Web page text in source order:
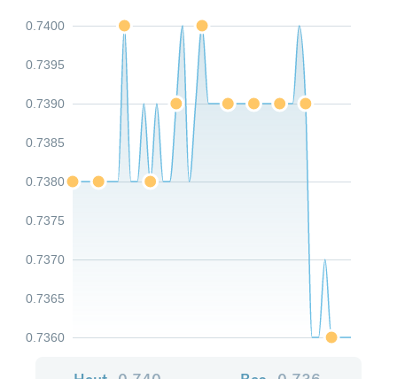
0.7360
0.7365
0.7370
0.7375
0.7380
0.7385
0.7390
0.7395
0.7400